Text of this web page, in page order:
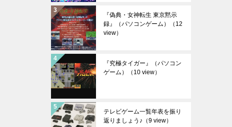
『偽典・女神転生 東京黙示
録』（パソコンゲーム）
（12
view）
『究極タイガー』（パソコン
ゲーム）
（10 view）
テレビゲーム一覧年表を振り
返りましょう♪ （9 view）